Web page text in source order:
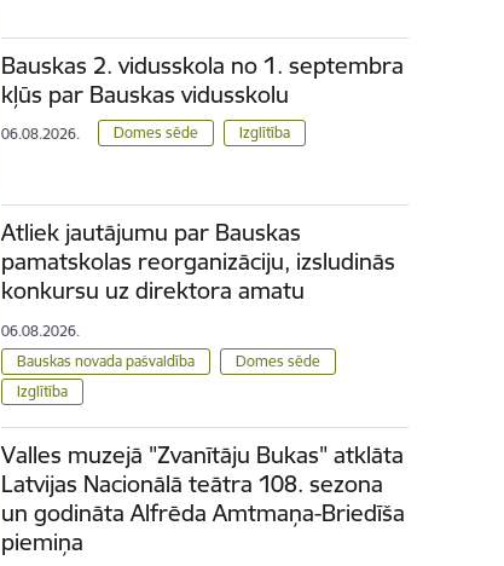
Bauskas 2. vidusskola no 1. septembra
kļūs par Bauskas vidusskolu
06.08.2026. Domes sēde Izglītība
Atliek jautājumu par Bauskas
pamatskolas reorganizāciju, izsludinās
konkursu uz direktora amatu
06.08.2026.
Bauskas novada pašvaldība
Domes sēde
Izglītība
Valles muzejā "Zvanītāju Bukas" atklāta
Latvijas Nacionālā teātra 108. sezona
un godināta Alfrēda Amtmaņa-Briedīša
piemiņa